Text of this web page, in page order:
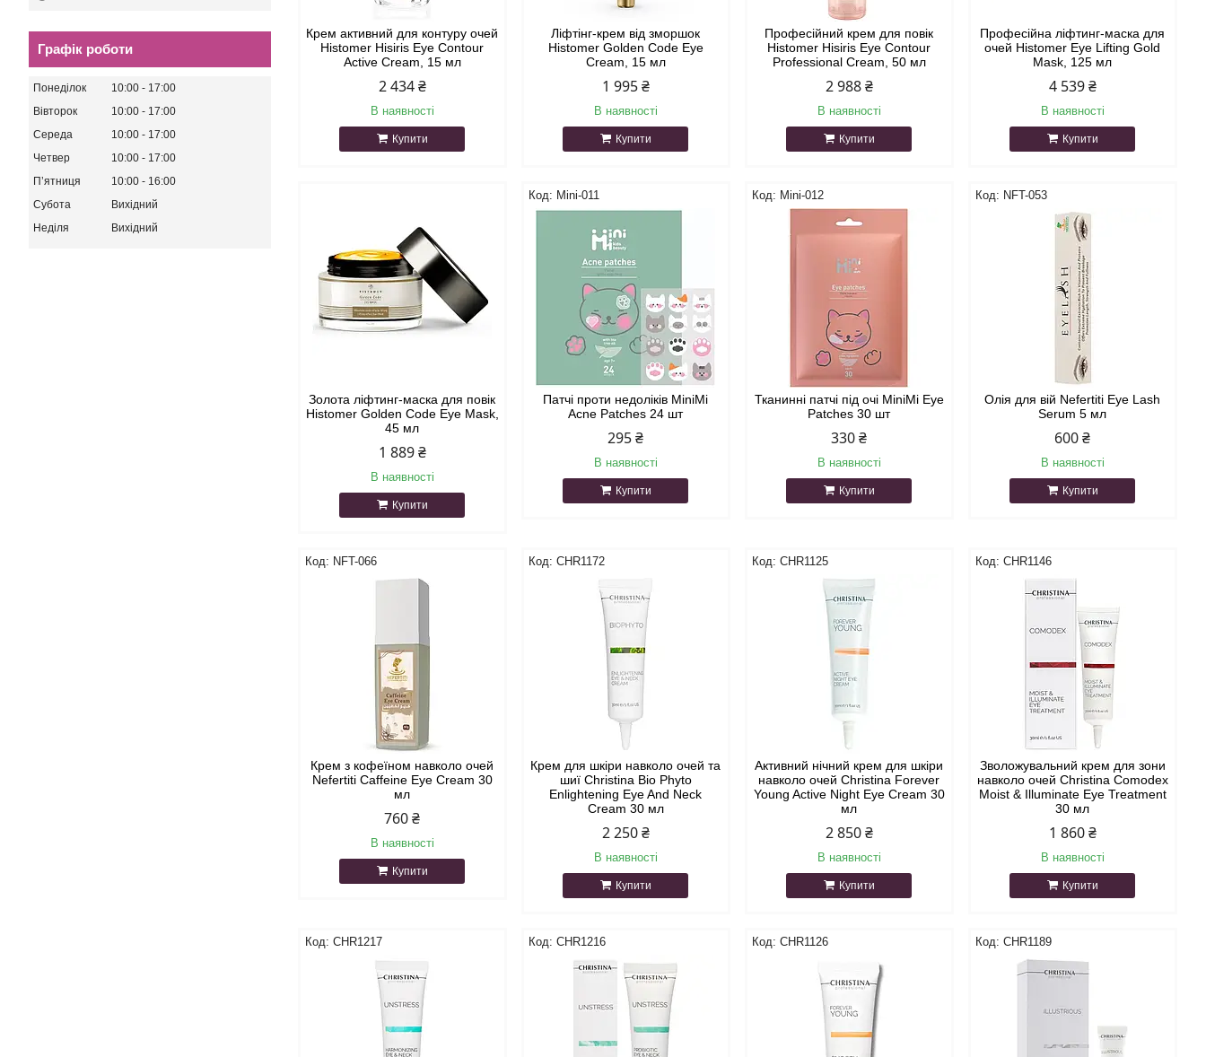
Крем активний для контуру очей
Histomer Hisiris Eye Contour
Active Cream, 15 мл
2 434 ₴
В наявності
Купити
Ліфтінг-крем від зморшок
Histomer Golden Code Eye
Cream, 15 мл
1 995 ₴
В наявності
Купити
Професійний крем для повік
Histomer Hisiris Eye Contour
Professional Cream, 50 мл
2 988 ₴
В наявності
Купити
Професійна ліфтинг-маска для
очей Histomer Eye Lifting Gold
Mask, 125 мл
4 539 ₴
В наявності
Купити
Золота ліфтинг-маска для повік
Histomer Golden Code Eye Mask,
45 мл
1 889 ₴
В наявності
Купити
Mini-011
Патчі проти недоліків MiniMi
Acne Patches 24 шт
295 ₴
В наявності
Купити
Mini-012
Тканинні патчі під очі MiniMi Eye
Patches 30 шт
330 ₴
В наявності
Купити
NFT-053
Олія для вій Nefertiti Eye Lash
Serum 5 мл
600 ₴
В наявності
Купити
NFT-066
Крем з кофеїном навколо очей
Nefertiti Caffeine Eye Cream 30
мл
760 ₴
В наявності
Купити
CHR1172
Крем для шкіри навколо очей та
шиї Christina Bio Phyto
Enlightening Eye And Neck
Cream 30 мл
2 250 ₴
В наявності
Купити
CHR1125
Активний нічний крем для шкіри
навколо очей Christina Forever
Young Active Night Eye Cream 30
мл
2 850 ₴
В наявності
Купити
CHR1146
Зволожувальний крем для зони
навколо очей Christina Comodex
Moist & Illuminate Eye Treatment
30 мл
1 860 ₴
В наявності
Купити
CHR1217 CHR1216 CHR1126 CHR1189
Графік роботи
Понеділок 10:00
17:00
Вівторок
10:00
17:00
Середа
10:00
17:00
Четвер
10:00
17:00
Пʼятниця
10:00
16:00
Субота
Вихідний
Неділя
Вихідний